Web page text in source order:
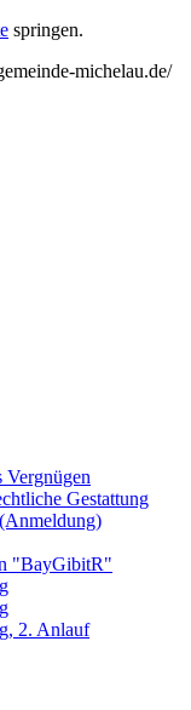
springen.
michelau.de/
Gestattung
"BayGibitR"
2. Anlauf